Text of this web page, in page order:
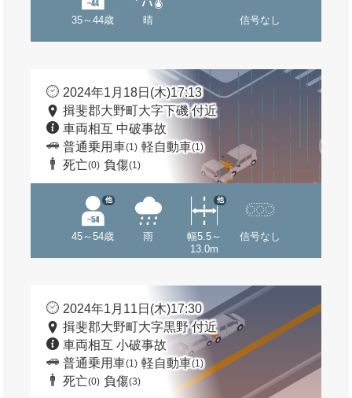
35～44歳 晴 信号なし
2024年1月18日(木)17:13
揖斐郡大野町大字下磯 付近
車両相互 中破事故
普通乗用車(1) 軽自動車(1)
死亡(0) 負傷(1)
45～54歳
他
雨
幅5.5～
13.0m
他
信号なし
2024年1月11日(木)17:30
揖斐郡大野町大字黒野 付近
車両相互 小破事故
普通乗用車(1) 軽自動車(1)
死亡(0) 負傷(3)